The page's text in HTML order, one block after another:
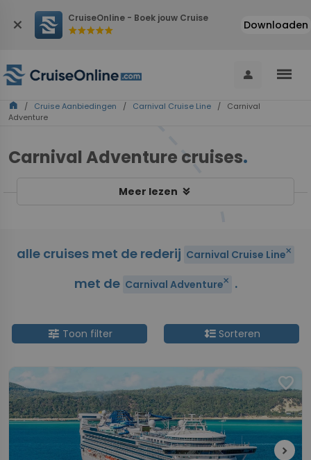
close CruiseOnline - Boek jouw Cruise
starstarstarstarstar Downloaden
person menu
home / Cruise Aanbiedingen / Carnival Cruise Line / Carnival
Adventure
Carnival Adventure cruises.
Meer lezen keyboard_double_arrow_down
alle cruises met de rederij Carnival Cruise Lineclose
met de Carnival Adventureclose .
tune Toon filter format_line_spacingSorteren
favorite
chevron_right